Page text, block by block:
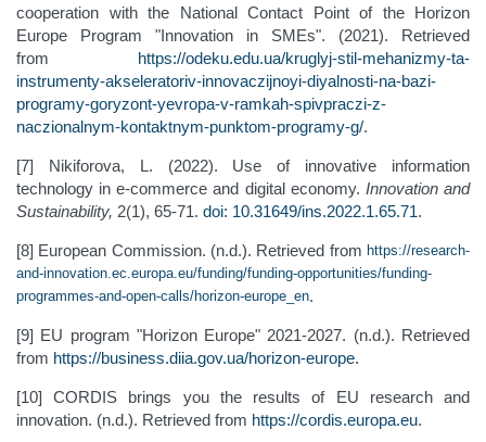
cooperation with the National Contact Point of the Horizon
Europe Program "Innovation in SMEs". (2021). Retrieved
from https://odeku.edu.ua/kruglyj-stil-mehanizmy-ta-
instrumenty-akseleratoriv-innovaczijnoyi-diyalnosti-na-bazi-
programy-goryzont-yevropa-v-ramkah-spivpraczi-z-
naczionalnym-kontaktnym-punktom-programy-g/.
[7] Nikiforova, L. (2022). Use of innovative information
technology in e-commerce and digital economy. Innovation and
Sustainability, 2(1), 65-71. doi: 10.31649/ins.2022.1.65.71.
[8] European Commission. (n.d.). Retrieved from https://research-
and-innovation.ec.europa.eu/funding/funding-opportunities/funding-
programmes-and-open-calls/horizon-europe_en.
[9] EU program "Horizon Europe" 2021-2027. (n.d.). Retrieved
from https://business.diia.gov.ua/horizon-europe.
[10] CORDIS brings you the results of EU research and
innovation. (n.d.). Retrieved from https://cordis.europa.eu.